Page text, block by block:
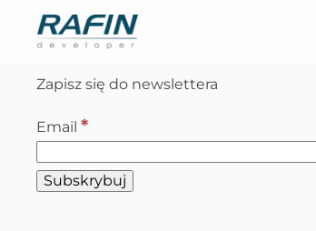
Zapisz się do newslettera
Email *